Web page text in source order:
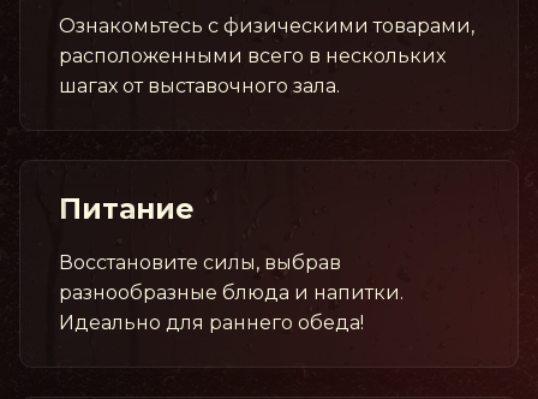
Ознакомьтесь с физическими товарами,
расположенными всего в нескольких
шагах от выставочного зала.
Питание
Восстановите силы, выбрав
разнообразные блюда и напитки.
Идеально для раннего обеда!